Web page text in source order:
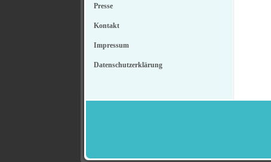
Presse
Kontakt
Impressum
Datenschutzerklärung